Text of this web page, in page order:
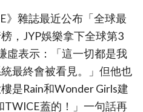
》雜誌最近公布「全球最
，JYP娛樂拿下全球第3
虛表示：「這一切都是我
最終會被看見。」但他也
是Rain和Wonder Girls建
TWICE蓋的！」一句話再